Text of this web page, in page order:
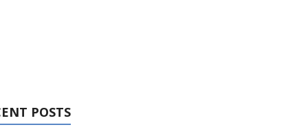
POSTS